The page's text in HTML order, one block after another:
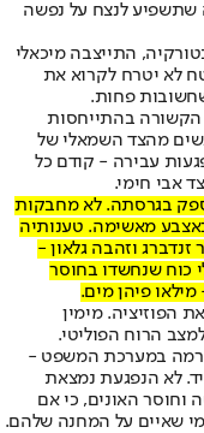
לנצח על נפשה
בטורקיה, התייצבה מיכאלי
לא יטרח לקרוא את
פחות.
בהתייחסות
נשים מהצד השמאלי של
עבירה - קודם כל
אבי חימי.
בגרסתה. לא מחבקות
מאשימה. טענותיה
וזהבה גלאון -
כוח שנחשדו בחוסר
פיהן מים.
הפוזיציה. מימין
הרוח הפוליטי.
במערכת המשפט -
לא הנפגעת נמצאת
האונים, כי אם
שאיים על המחנה שלהם.